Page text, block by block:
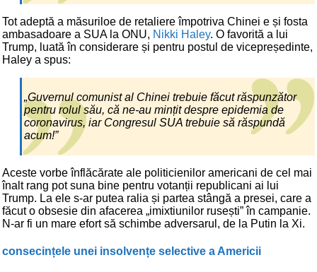
Tot adeptă a măsuriloe de retaliere împotriva Chinei e și fosta
ambasadoare a SUA la ONU, Nikki Haley. O favorită a lui
Trump, luată în considerare și pentru postul de vicepreședinte,
Haley a spus:
„Guvernul comunist al Chinei trebuie făcut răspunzător
pentru rolul său, că ne-au mințit despre epidemia de
coronavirus, iar Congresul SUA trebuie să răspundă
acum!”
Aceste vorbe înflăcărate ale politicienilor americani de cel mai
înalt rang pot suna bine pentru votanții republicani ai lui
Trump. La ele s-ar putea ralia și partea stângă a presei, care a
făcut o obsesie din afacerea „imixtiunilor rusești” în campanie.
N-ar fi un mare efort să schimbe adversarul, de la Putin la Xi.
consecințele unei insolvențe selective a Americii